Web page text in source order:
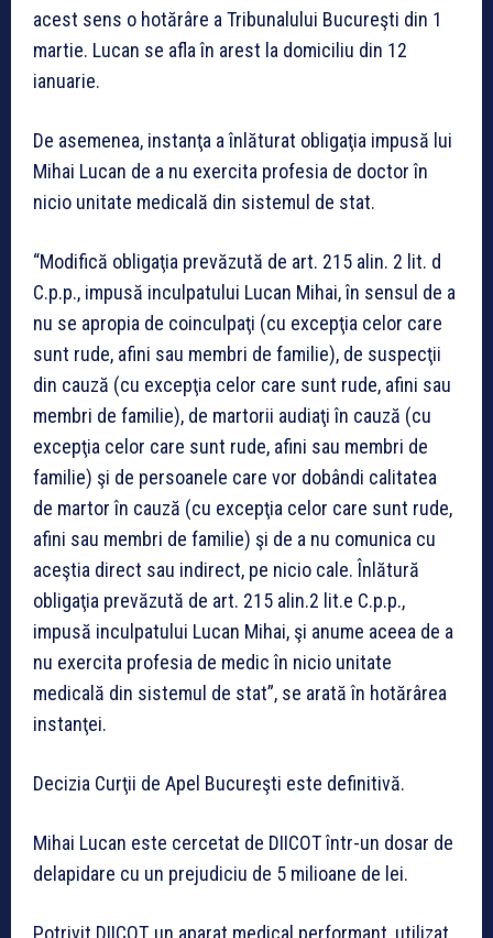
acest sens o hotărâre a Tribunalului Bucureşti din 1
martie. Lucan se afla în arest la domiciliu din 12
ianuarie.
De asemenea, instanţa a înlăturat obligaţia impusă lui
Mihai Lucan de a nu exercita profesia de doctor în
nicio unitate medicală din sistemul de stat.
“Modifică obligaţia prevăzută de art. 215 alin. 2 lit. d
C.p.p., impusă inculpatului Lucan Mihai, în sensul de a
nu se apropia de coinculpaţi (cu excepţia celor care
sunt rude, afini sau membri de familie), de suspecţii
din cauză (cu excepţia celor care sunt rude, afini sau
membri de familie), de martorii audiaţi în cauză (cu
excepţia celor care sunt rude, afini sau membri de
familie) şi de persoanele care vor dobândi calitatea
de martor în cauză (cu excepţia celor care sunt rude,
afini sau membri de familie) şi de a nu comunica cu
aceştia direct sau indirect, pe nicio cale. Înlătură
obligaţia prevăzută de art. 215 alin.2 lit.e C.p.p.,
impusă inculpatului Lucan Mihai, şi anume aceea de a
nu exercita profesia de medic în nicio unitate
medicală din sistemul de stat”, se arată în hotărârea
instanţei.
Decizia Curţii de Apel Bucureşti este definitivă.
Mihai Lucan este cercetat de DIICOT într-un dosar de
delapidare cu un prejudiciu de 5 milioane de lei.
Potrivit DIICOT, un aparat medical performant, utilizat